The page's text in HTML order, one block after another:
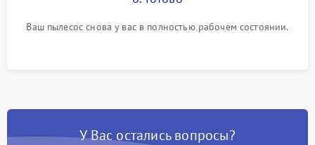
Ваш пылесос снова у вас в полностью рабочем состоянии.
У Вас остались вопросы?